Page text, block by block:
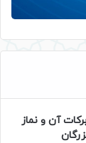
آن و نماز